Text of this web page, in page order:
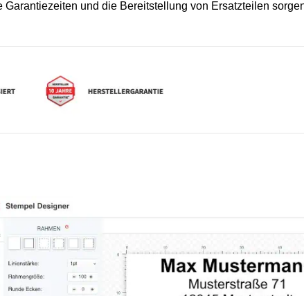
und die Bereitstellung von Ersatzteilen